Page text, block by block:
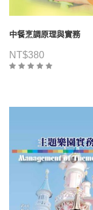
中餐烹調原理與實務
NT$380